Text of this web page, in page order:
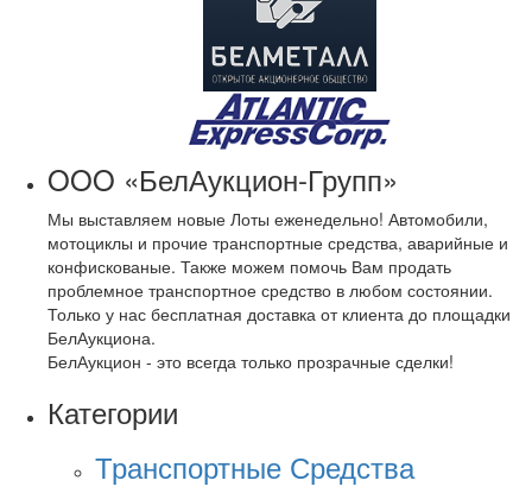
OOO «БелАукцион-Групп»
Мы выставляем новые Лоты еженедельно! Автомобили,
мотоциклы и прочие транспортные средства, аварийные и
конфискованые. Также можем помочь Вам продать
проблемное транспортное средство в любом состоянии.
Только у нас бесплатная доставка от клиента до площадки
БелАукциона.
БелАукцион - это всегда только прозрачные сделки!
Категории
Транспортные Средства